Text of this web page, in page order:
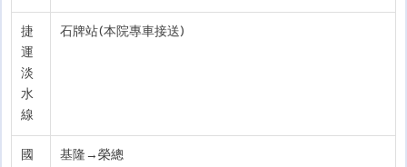
捷
運
淡
水
線
石牌站(本院專車接送)
國
基隆→榮總